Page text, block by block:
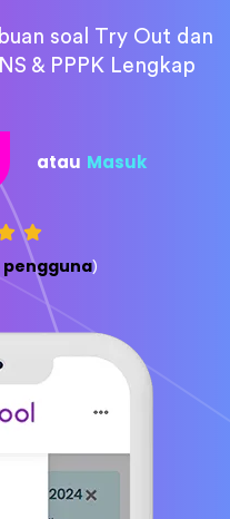
soal Try Out dan
& PPPK Lengkap
atau Masuk
pengguna)